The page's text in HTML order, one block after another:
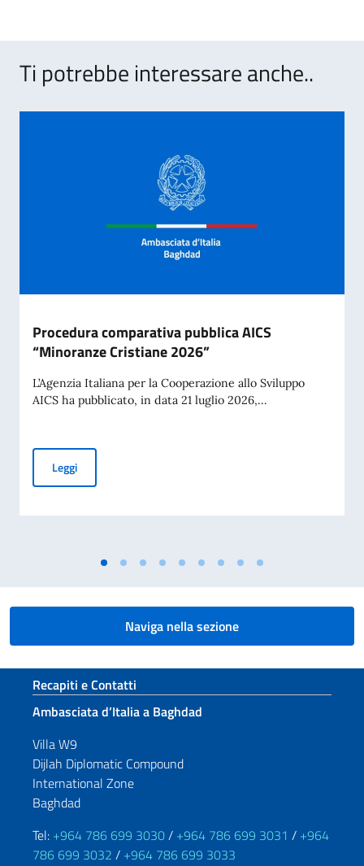
Ti potrebbe interessare anche..
Procedura comparativa pubblica AICS
“Minoranze Cristiane 2026”
L’Agenzia Italiana per la Cooperazione allo Sviluppo
AICS ha pubblicato, in data 21 luglio 2026,...
LeggiProcedura comparativa pubblica AICS “Minoranze
Naviga nella sezione
Sezione footer
Recapiti e Contatti
Ambasciata d’Italia a Baghdad
Villa W9
Dijlah Diplomatic Compound
International Zone
Baghdad
Tel: +964 786 699 3030/ +964 786 699 3031 / +964
786 699 3032 / +964 786 699 3033